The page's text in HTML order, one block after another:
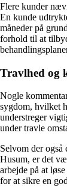
Flere kunder
En kunde
måneder på
forhold til at
Travlhed og
Nogle
sygdom, hvilket
understreger
under travle
Selvom der
Husum, er det
arbejde på at
for at sikre en